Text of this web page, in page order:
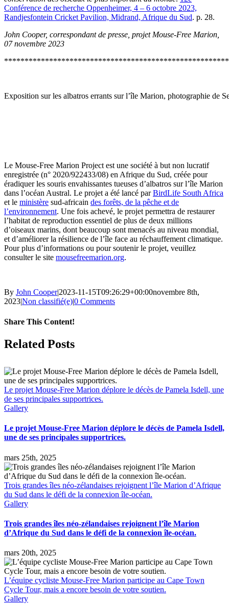
Conférence de recherche Oppenheimer, 4 – 6 octobre 2023,
Randjesfontein Cricket Pavilion, Midrand, Afrique du Sud. p. 28.
John Cooper, correspondant de presse, projet Mouse-Free Marion,
07 novembre 2023
Exposition sur les albatros errants sur l’île Marion, photographie de
Le Mouse-Free Marion Project est une société à but non lucratif
enregistrée (n° 2020/922433/08) en Afrique du Sud, créée pour
éradiquer les souris envahissantes tueuses d’albatros sur l’île Marion
dans l’océan Austral. Le projet a été lancé parBirdLife South Africa
et le ministère sud-africain des forêts, de la pêche et de
l’environnement. Une fois achevé, le projet permettra de restaurer
l’habitat de reproduction essentiel de plus de deux millions
d’oiseaux marins, dont beaucoup sont menacés au niveau mondial,
et d’améliorer la résilience de l’île face au réchauffement climatique.
Pour plus d’informations ou pour soutenir le projet, veuillez
consulter le site mousefreemarion.org.
By John Cooper|2023-11-15T09:26:29+00:00novembre 8th,
2023|Non classifié(e)|0 Comments
Share This Content!
Facebook
X
LinkedIn
WhatsApp
Tumblr
Pinterest
Email
Related Posts
Le projet Mouse-Free Marion déplore le décès de Pamela Isdell, une
de ses principales supportrices.
Gallery
Le projet Mouse-Free Marion déplore le décès de Pamela Isdell,
une de ses principales supportrices.
mars 25th, 2025
Trois grandes îles néo-zélandaises rejoignent l’île Marion d’Afrique
du Sud dans le défi de la connexion île-océan.
Gallery
Trois grandes îles néo-zélandaises rejoignent l’île Marion
d’Afrique du Sud dans le défi de la connexion île-océan.
mars 20th, 2025
L’équipe cycliste Mouse-Free Marion participe au Cape Town
Cycle Tour, mais a encore besoin de votre soutien.
Gallery